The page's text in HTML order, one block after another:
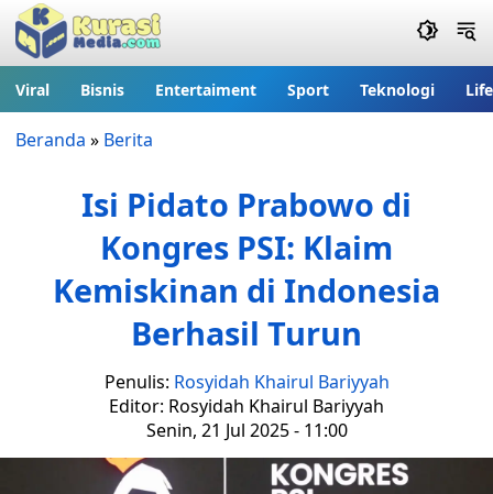
Viral Bisnis Entertaiment Sport Teknologi
Beranda » Berita
Isi Pidato Prabowo di
Kongres PSI: Klaim
Kemiskinan di Indonesia
Berhasil Turun
Penulis: Rosyidah Khairul Bariyyah
Editor: Rosyidah Khairul Bariyyah
Senin, 21 Jul 2025 - 11:00